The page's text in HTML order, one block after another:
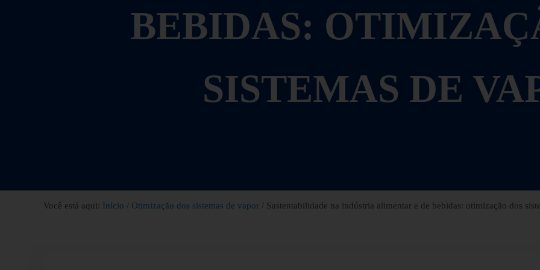
BEBIDAS:
SISTEMAS DE
Você está aqui: Início / Otimização dos sistemas de vapor / Sustentabilidade na indústria alimentar e de bebidas: otimização dos